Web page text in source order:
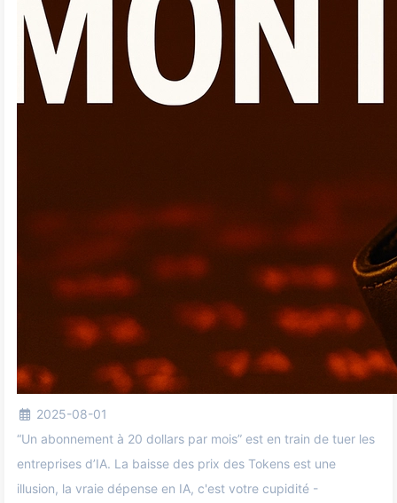
2025-08-01
“Un abonnement à 20 dollars par mois” est en train de tuer les
entreprises d’IA. La baisse des prix des Tokens est une
illusion, la vraie dépense en IA, c'est votre cupidité -